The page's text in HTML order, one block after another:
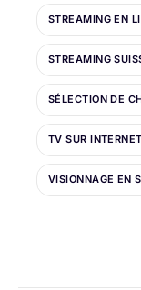
STREAMING EN
STREAMING
SÉLECTION DE
TV SUR INTERNET
VISIONNAGE EN